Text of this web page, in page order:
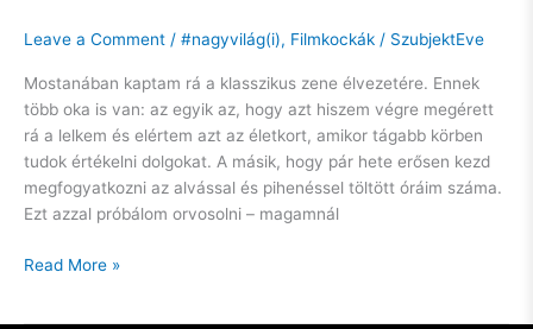
Leave a Comment / #nagyvilág(i), Filmkockák / SzubjektEve
Mostanában kaptam rá a klasszikus zene élvezetére. Ennek
több oka is van: az egyik az, hogy azt hiszem végre megérett
rá a lelkem és elértem azt az életkort, amikor tágabb körben
tudok értékelni dolgokat. A másik, hogy pár hete erősen kezd
megfogyatkozni az alvással és pihenéssel töltött óráim száma.
Ezt azzal próbálom orvosolni – magamnál
filmeknek
Read More »